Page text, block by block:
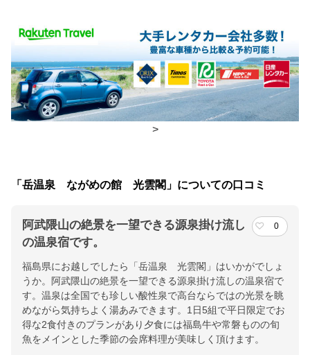
食事場所
朝食 レストラン、レストラン(バイキング)
夕食 レストラン、食事処
東北自動車道ニ本松ICより15分インター出て信号右折200ｍ、右
折国道459号あとは1本道、温泉街を抜け高台にあるホテル
提供：楽天トラベル
楽天トラベルで
>
「岳温泉 ながめの館 光雲閣」についての口コミ
阿武隈山の絶景を一望できる源泉掛け流し
の温泉宿です。
0
福島県にお越しでしたら「岳温泉 光雲閣」はいかがでしょ
うか。阿武隈山の絶景を一望できる源泉掛け流しの温泉宿で
す。温泉は全国でも珍しい酸性泉で高台ならではの光景を眺
めながら気持ちよく湯あみできます。1日5組で平日限定でお
得な2食付きのプランがあり夕食には福島牛や常磐ものの旬
魚をメインとした季節の会席料理が美味しく頂けます。